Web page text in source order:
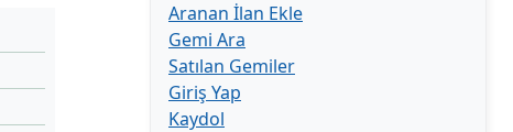
Aranan İlan Ekle
Gemi Ara
Satılan Gemiler
Giriş Yap
Kaydol